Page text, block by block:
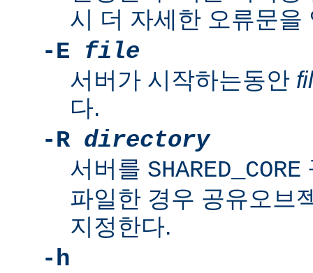
시 더 자세한 오류문을
-E file
서버가 시작하는동안
다.
-R directory
서버를 SHARED_CORE
파일한 경우 공유오브
지정한다.
-h